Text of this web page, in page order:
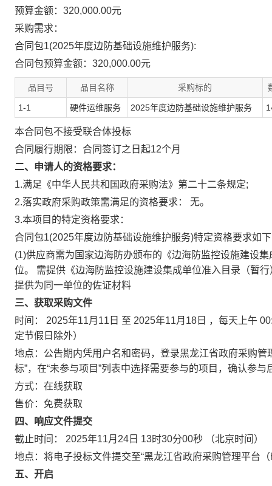
预算金额：320,000.00元
采购需求：
合同包1(2025年度边防基础设施维护服务):
合同包预算金额： 320,000.00元
品目号 品目名称 采购标的
1-1 硬件运维服务 2025年度边防基础设施维护服务
本合同包不接受联合体投标
合同履行期限： 合同签订之日起12个月
二、申请人的资格要求：
1.满足《中华人民共和国政府采购法》第二十二条规定;
2.落实政府采购政策需满足的资格要求： 无。
3.本项目的特定资格要求：
合同包1(2025年度边防基础设施维护服务)特定资格要求如
(1)供应商需为国家边海防办颁布的《边海防监控设施建设
位。 需提供《边海防监控设施建设集成单位准入目录（暂
提供为同一单位的佐证材料
三、获取采购文件
时间：
2025年11月11日 至 2025年11月18日 ，每天上午
定节假日除外）
地点： 公告期内凭用户名和密码，登录黑龙江省政府采购
标”，在“未参与项目”列表中选择需要参与的项目，确认参与
方式： 在线获取
售价： 免费获取
四、响应文件提交
截止时间：
2025年11月24日 13时30分00秒
（北京时间）
地点： 将电子投标文件提交至“黑龙江省政府采购管理平台
五、开启